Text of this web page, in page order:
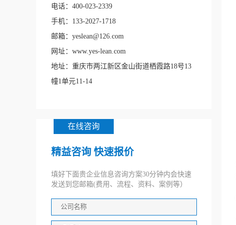
电话：400-023-2339
手机：133-2027-1718
邮箱：yeslean@126.com
网址：www.yes-lean.com
地址：重庆市两江新区金山街道栖霞路18号13
幢1单元11-14
在线咨询
精益咨询 快速报价
填好下面贵企业信息咨询方案30分钟内会快速
发送到您邮箱(费用、流程、资料、案例等）